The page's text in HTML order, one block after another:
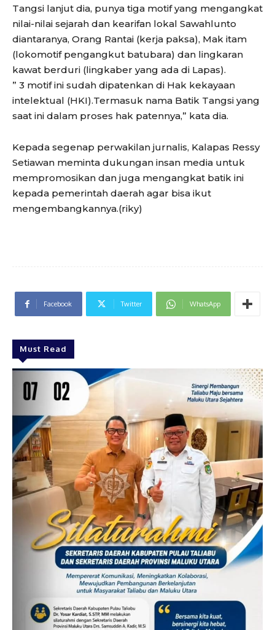
Tangsi lanjut dia, punya tiga motif yang mengangkat
nilai-nilai sejarah dan kearifan lokal Sawahlunto
diantaranya, Orang Rantai (kerja paksa), Mak itam
(lokomotif pengangkut batubara) dan lingkaran
kawat berduri (lingkaber yang ada di Lapas).
” 3 motif ini sudah dipatenkan di Hak kekayaan
intelektual (HKI).Termasuk nama Batik Tangsi yang
saat ini dalam proses hak patennya,” kata dia.
Kepada segenap perwakilan jurnalis, Kalapas Ressy
Setiawan meminta dukungan insan media untuk
mempromosikan dan juga mengangkat batik ini
kepada pemerintah daerah agar bisa ikut
mengembangkannya.(riky)
Facebook Twitter WhatsApp
Must Read